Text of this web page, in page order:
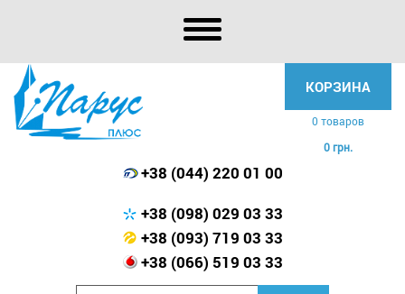
КОРЗИНА
0 товаров
0 грн.
+38 (044) 220 01 00
+38 (098) 029 03 33
+38 (093) 719 03 33
+38 (066) 519 03 33